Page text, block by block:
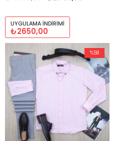
UYGULAMA İNDIRIMI
₺2650,00
%58